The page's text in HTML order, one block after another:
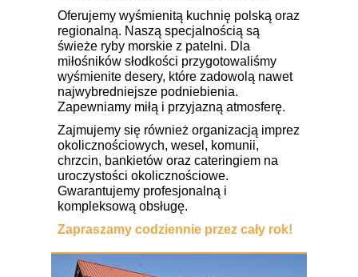
Oferujemy wyśmienitą kuchnię polską oraz
regionalną. Naszą specjalnością są
świeże ryby morskie z patelni. Dla
miłośników słodkości przygotowaliśmy
wyśmienite desery, które zadowolą nawet
najwybredniejsze podniebienia.
Zapewniamy miłą i przyjazną atmosferę.
Zajmujemy się również organizacją imprez
okolicznościowych, wesel, komunii,
chrzcin, bankietów oraz cateringiem na
uroczystości okolicznościowe.
Gwarantujemy profesjonalną i
kompleksową obsługę.
Zapraszamy codziennie przez cały rok!